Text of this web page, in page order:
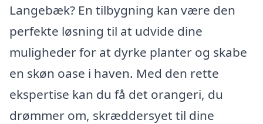
Langebæk? En tilbygning kan være den
perfekte løsning til at udvide dine
muligheder for at dyrke planter og skabe
en skøn oase i haven. Med den rette
ekspertise kan du få det orangeri, du
drømmer om, skræddersyet til dine